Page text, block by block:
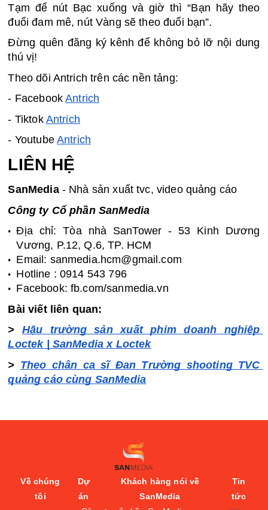
Tạm để nút Bạc xuống và giờ thì “Bạn hãy theo
đuổi đam mê, nút Vàng sẽ theo đuổi bạn”.
Đừng quên đăng ký kênh để không bỏ lỡ nội dung
thú vị!
Theo dõi Antrich trên các nền tảng:
- Facebook Antrich
- Tiktok Antrich
- Youtube Antrich
LIÊN HỆ
SanMedia - Nhà sản xuất tvc, video quảng cáo
Công ty Cổ phần SanMedia
Địa chỉ: Tòa nhà SanTower - 53 Kinh Dương
Vương, P.12, Q.6, TP. HCM
Email: sanmedia.hcm@gmail.com
Hotline : 0914 543 796
Facebook: fb.com/sanmedia.vn
Bài viết liên quan:
> Hậu trường sản xuất phim doanh nghiệp
Loctek | SanMedia x Loctek
> Theo chân ca sĩ Đan Trường shooting TVC
quảng cáo cùng SanMedia
Về chúng
tôi
Dự
án
Khách hàng nói về
SanMedia
Tin
tức